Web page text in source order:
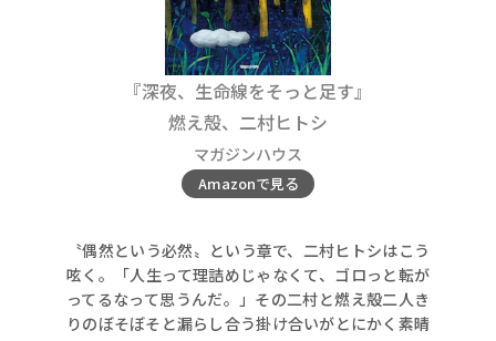
『深夜、生命線をそっと足す』
燃え殻、二村ヒトシ
マガジンハウス
Amazonで見る
〝偶然という必然〟という章で、二村ヒトシはこう
呟く。「人生って理詰めじゃなくて、ゴロっと転が
ってるなって思うんだ。」その二村と燃え殻二人き
りのぼそぼそと漏らし合う掛け合いがとにかく素晴